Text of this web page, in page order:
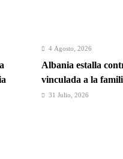
4 Agosto, 2026
Albania estalla
vinculada a la
31 Julio, 2026